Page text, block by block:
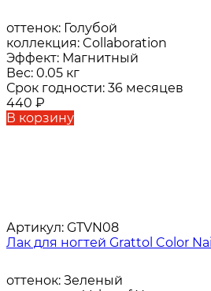
оттенок: Голубой
коллекция: Collaboration
Эффект: Магнитный
Вес: 0.05 кг
Срок годности: 36 месяцев
440 ₽
В корзину
Артикул: GTVN08
Лак для ногтей Grattol Color
оттенок: Зеленый